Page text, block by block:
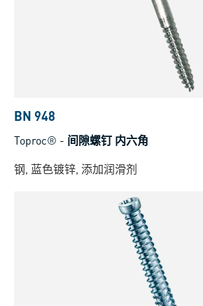
BN 948
Toproc® - 间隙螺钉 内六角
钢, 蓝色镀锌, 添加润滑剂